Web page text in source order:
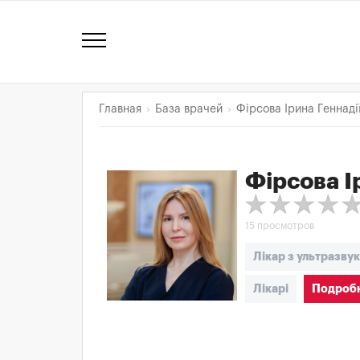
Главная База врачей Фірсова Ірина
Фірсова
15 просмотров
Лікар з
Лікарі